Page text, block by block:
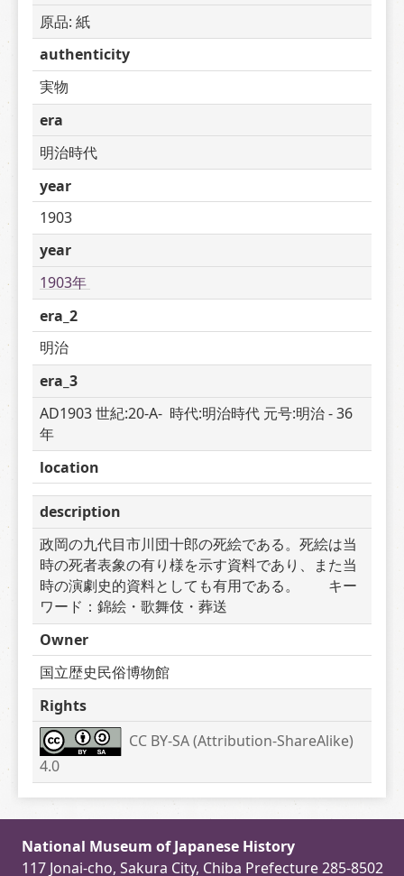
原品: 紙
authenticity
実物
era
明治時代
year
1903
year
1903年
era_2
明治
era_3
AD1903 世紀:20-A-  時代:明治時代 元号:明治 - 36
年
location
description
政岡の九代目市川団十郎の死絵である。死絵は当
時の死者表象の有り様を示す資料であり、また当
時の演劇史的資料としても有用である。　　キー
ワード：錦絵・歌舞伎・葬送
Owner
国立歴史民俗博物館
Rights
CC BY-SA (Attribution-ShareAlike)
4.0
National Museum of Japanese History
117 Jonai-cho, Sakura City, Chiba Prefecture 285-8502